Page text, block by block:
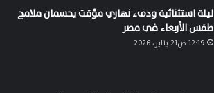
ليلة استثنائية ودفء نهاري مؤقت يحسمان ملامح
طقس الأربعاء في مصر
12:19 ص21 يناير، 2026